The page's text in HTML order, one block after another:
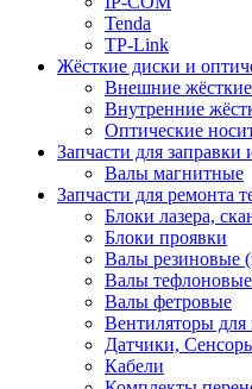
Tenda
TP-Link
Жёсткие диски и
Внешние
Внутренние
Оптические
Запчасти для заправки
Валы магнитные
Запчасти для ремонта
Блоки лазера,
Блоки проявки
Валы резиновые
Валы
Валы фетровые
Вентиляторы
Датчики,
Кабели